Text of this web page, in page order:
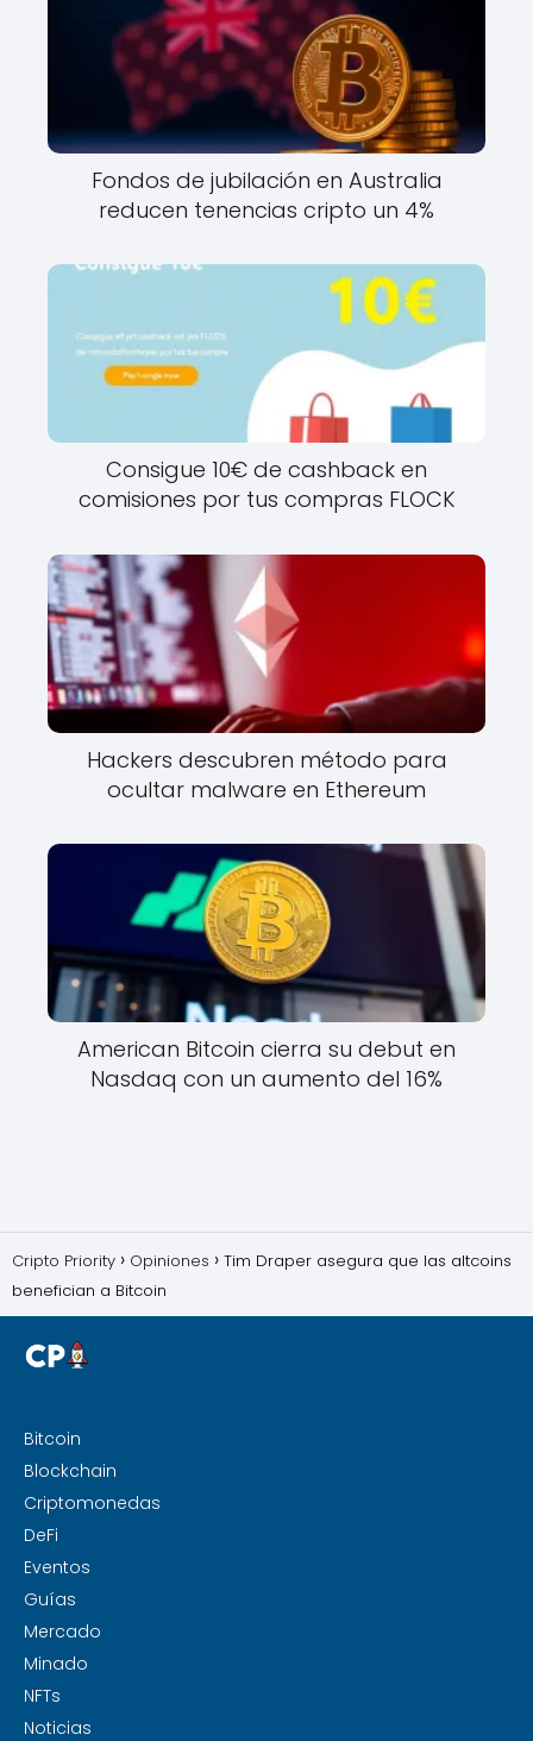
Fondos de jubilación en Australia
reducen tenencias cripto un 4%
Consigue 10€ de cashback en
comisiones por tus compras FLOCK
Hackers descubren método para
ocultar malware en Ethereum
American Bitcoin cierra su debut en
Nasdaq con un aumento del 16%
Cripto Priority Opiniones
Tim Draper asegura que las altcoins
benefician a Bitcoin
Bitcoin
Blockchain
Criptomonedas
DeFi
Eventos
Guías
Mercado
Minado
NFTs
Noticias